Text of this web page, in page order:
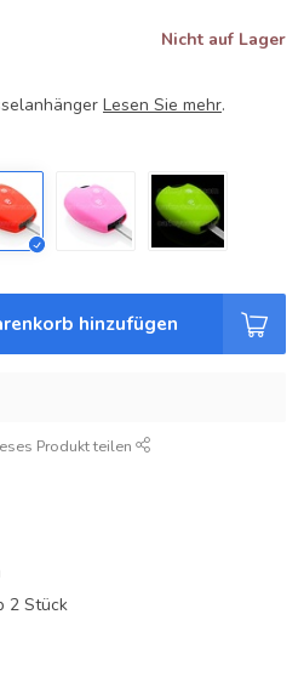
Nicht auf Lager
Lesen Sie mehr.
hinzufügen
Produkt teilen
2 Stück